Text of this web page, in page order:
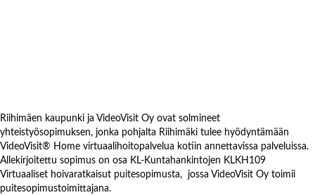
Riihimäen kaupunki ja VideoVisit Oy ovat solmineet
yhteistyösopimuksen, jonka pohjalta Riihimäki tulee hyödyntämään
VideoVisit® Home virtuaalihoitopalvelua kotiin annettavissa palveluissa.
Allekirjoitettu sopimus on osa KL-Kuntahankintojen KLKH109
Virtuaaliset hoivaratkaisut puitesopimusta, jossa VideoVisit Oy toimii
puitesopimustoimittajana.